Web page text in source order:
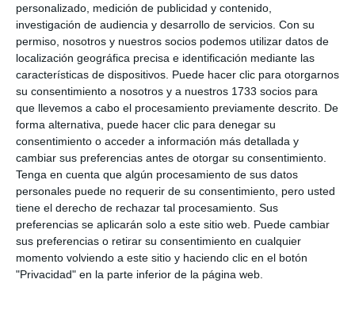
personalizado, medición de publicidad y contenido,
investigación de audiencia y desarrollo de servicios. Con su
permiso, nosotros y nuestros socios podemos utilizar datos de
localización geográfica precisa e identificación mediante las
características de dispositivos. Puede hacer clic para otorgarnos
su consentimiento a nosotros y a nuestros 1733 socios para
que llevemos a cabo el procesamiento previamente descrito. De
forma alternativa, puede hacer clic para denegar su
consentimiento o acceder a información más detallada y
cambiar sus preferencias antes de otorgar su consentimiento.
Tenga en cuenta que algún procesamiento de sus datos
personales puede no requerir de su consentimiento, pero usted
tiene el derecho de rechazar tal procesamiento. Sus
preferencias se aplicarán solo a este sitio web. Puede cambiar
sus preferencias o retirar su consentimiento en cualquier
momento volviendo a este sitio y haciendo clic en el botón
"Privacidad" en la parte inferior de la página web.
Premiados del torneo. M.C.
Resultados completos.